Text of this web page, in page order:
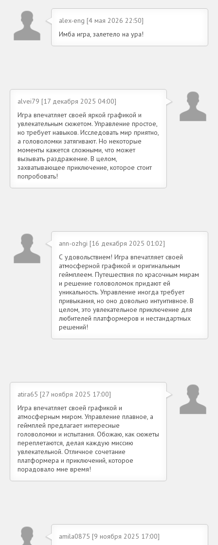
alex-eng [4 мая 2026 22:50]
Имба игра, залетело на ура!
alvei79 [17 декабря 2025 04:00]
Игра впечатляет своей яркой графикой и
увлекательным сюжетом. Управление простое,
но требует навыков. Исследовать мир приятно,
а головоломки затягивают. Но некоторые
моменты кажется сложными, что может
вызывать раздражение. В целом,
захватывающее приключение, которое стоит
попробовать!
ann-ozhgi [16 декабря 2025 01:02]
С удовольствием! Игра впечатляет своей
атмосферной графикой и оригинальным
геймплеем. Путешествия по красочным мирам
и решение головоломок придают ей
уникальность. Управление иногда требует
привыкания, но оно довольно интуитивное. В
целом, это увлекательное приключение для
любителей платформеров и нестандартных
решений!
atira65 [27 ноября 2025 17:00]
Игра впечатляет своей графикой и
атмосферным миром. Управление плавное, а
геймплей предлагает интересные
головоломки и испытания. Обожаю, как сюжеты
переплетаются, делая каждую миссию
увлекательной. Отличное сочетание
платформера и приключений, которое
порадовало мне время!
amila0875 [9 ноября 2025 17:00]